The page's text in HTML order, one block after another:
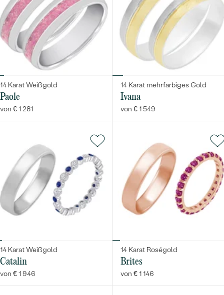
14 Karat Weißgold
Paole
von € 1 281
14 Karat mehrfarbiges Gold
Ivana
von € 1 549
14 Karat Weißgold
Catalin
von € 1 946
14 Karat Roségold
Brites
von € 1 146